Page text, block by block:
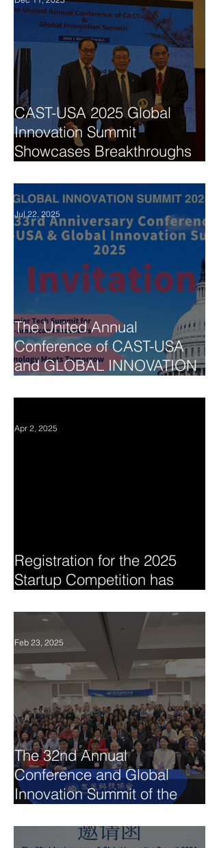
CAST-USA 2025 Global
Innovation Summit
Showcases Breakthroughs
Technology Collaboration
The United Annual
Conference of CAST-USA
and GLOBAL INNOVATION
Jul 22, 2025
Registration for the 2025
Startup Competition has
Apr 2, 2025
The 32nd Annual
Conference and Global
Innovation Summit of the
Science and Technology
Feb 23, 2025